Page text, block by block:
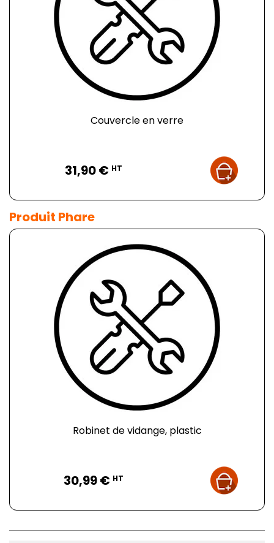
Couvercle en verre
31,90 € HT
Produit Phare
Robinet de vidange, plastic
30,99 € HT